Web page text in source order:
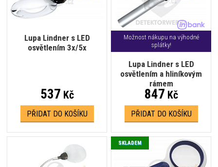
Lupa Lindner s LED
osvětlením 3x/5x
537 Kč
PŘIDAT DO KOŠÍKU
Možnost nákupu na výhodné
splátky!
Lupa Lindner s LED
osvětlením a hliníkovým
rámem
847 Kč
PŘIDAT DO KOŠÍKU
SKLADEM